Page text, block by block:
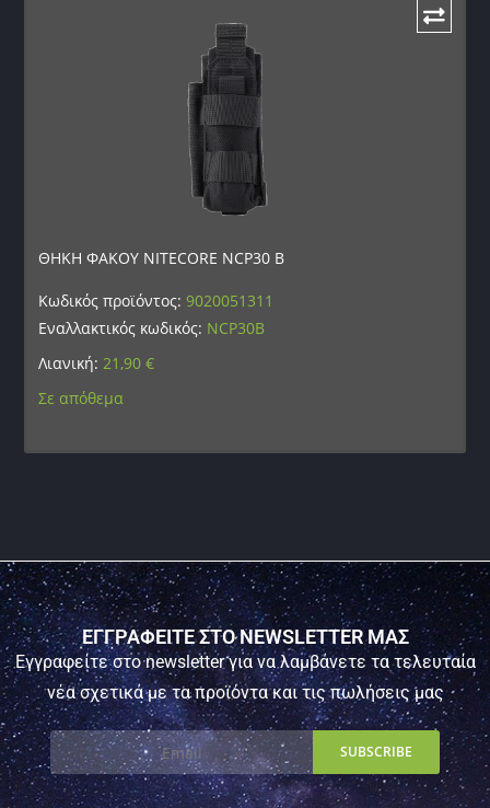
ΘΗΚΗ ΦΑΚΟΥ NITECORE NCP30 B
Κωδικός προϊόντος:9020051311
Εναλλακτικός κωδικός: NCP30B
Λιανική:21,90€
Σε απόθεμα
ΕΓΓΡΑΦΕΙΤΕ ΣΤΟ NEWSLETTER ΜΑΣ
Εγγραφείτε στο newsletter για να λαμβάνετε τα τελευταία
νέα σχετικά με τα προϊόντα και τις πωλήσεις μας